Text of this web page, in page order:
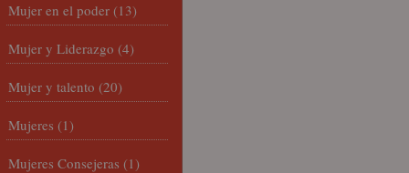
Mujer en el poder (13)
Mujer y Liderazgo (4)
Mujer y talento (20)
Mujeres (1)
Mujeres Consejeras (1)